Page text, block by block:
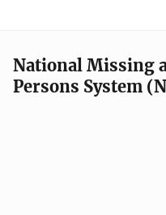
National Missing
Persons System